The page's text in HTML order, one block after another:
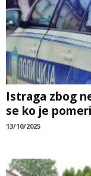
Istraga zbog
se ko je
13/10/2025